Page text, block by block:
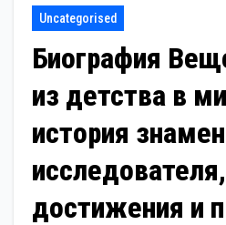
Uncategorised
Биография
из детства в
история
достижения и